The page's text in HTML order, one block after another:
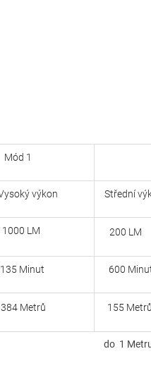
1
výkon Střední
LM 200 LM
Minut 600
384 Metrů 155
1